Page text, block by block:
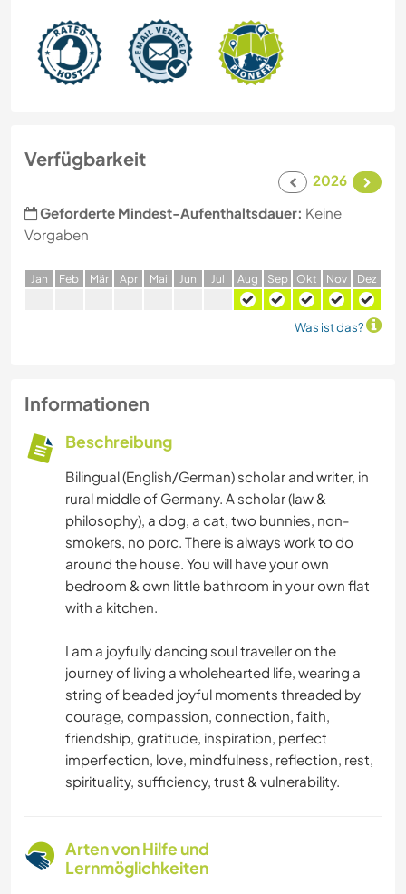
Verfügbarkeit
2026
Geforderte Mindest-Aufenthaltsdauer: Keine
Vorgaben
Jan Feb Mär Apr Mai Jun Jul Aug Sep Okt Nov Dez
Was ist das?
Informationen
Beschreibung
Bilingual (English/German) scholar and writer, in
rural middle of Germany. A scholar (law &
philosophy), a dog, a cat, two bunnies, non-
smokers, no porc. There is always work to do
around the house. You will have your own
bedroom & own little bathroom in your own flat
with a kitchen.
I am a joyfully dancing soul traveller on the
journey of living a wholehearted life, wearing a
string of beaded joyful moments threaded by
courage, compassion, connection, faith,
friendship, gratitude, inspiration, perfect
imperfection, love, mindfulness, reflection, rest,
spirituality, sufficiency, trust & vulnerability.
Arten von Hilfe und
Lernmöglichkeiten